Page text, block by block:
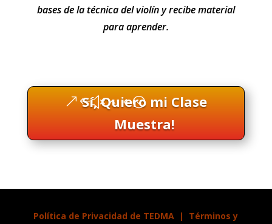
bases de la técnica del violín y recibe material
para aprender.
Sí, Quiero mi Clase
Muestra!
Política de Privacidad de TEDMA | Términos y